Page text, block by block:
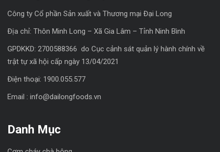
Công ty Cổ phần Sản xuất và Thương mại Đại Long
Địa chỉ: Thôn Minh Long – Xã Gia Lâm – Tỉnh Ninh Bình
GPDKKD: 2700588366 do Cục cảnh sát quản lý hành chính về
trật tự xã hội cấp ngày 13/04/2021
Điện thoại: 1900.055.577
Email : info@dailongfoods.vn
Danh Mục